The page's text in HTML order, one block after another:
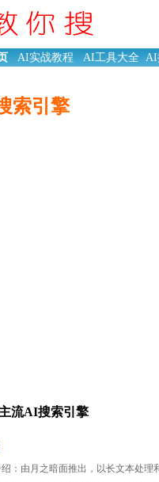
AI实战教程 AI工具大全 AI
索引擎
流AI搜索引擎
：由月之暗面推出，以长文本处